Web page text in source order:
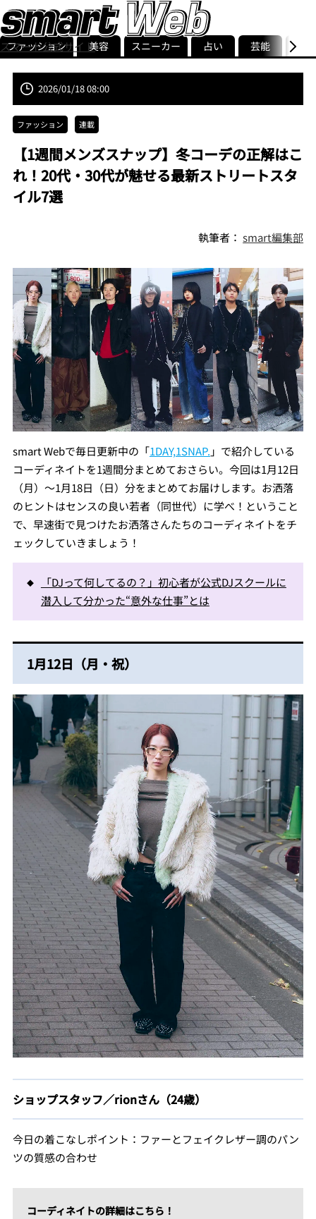
スマート公式サイト
smart最新号
記事一覧ランキング
ストリ
ファッション 美容 スニーカー 占い 芸能 グル
2026/01/18 08:00
ファッション 連載
【1週間メンズスナップ】冬コーデの正解はこ
れ！20代・30代が魅せる最新ストリートスタ
イル7選
執筆者：smart編集部
smart Webで毎日更新中の「1DAY,1SNAP. 」で紹介している
コーディネイトを1週間分まとめておさらい。今回は1月12日
（月）～1月18日（日）分をまとめてお届けします。お洒落
のヒントはセンスの良い若者（同世代）に学べ！ということ
で、早速街で見つけたお洒落さんたちのコーディネイトをチ
ェックしていきましょう！
「DJって何してるの？」初心者が公式DJスクールに
潜入して分かった“意外な仕事”とは
1月12日（月・祝）
ショップスタッフ／rionさん（24歳）
今日の着こなしポイント：ファーとフェイクレザー調のパン
ツの質感の合わせ
コーディネイトの詳細はこちら！